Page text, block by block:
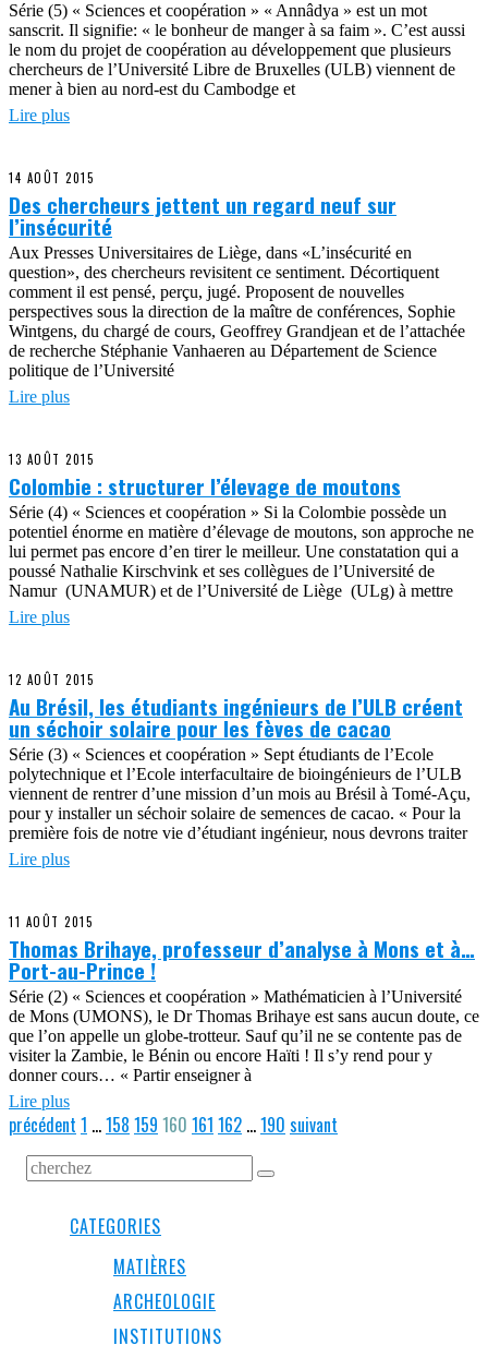
Série (5) « Sciences et coopération » « Annâdya » est un mot
sanscrit. Il signifie: « le bonheur de manger à sa faim ». C’est aussi
le nom du projet de coopération au développement que plusieurs
chercheurs de l’Université Libre de Bruxelles (ULB) viennent de
mener à bien au nord-est du Cambodge et
Lire plus
14 AOÛT 2015
Des chercheurs jettent un regard neuf sur
l’insécurité
Aux Presses Universitaires de Liège, dans «L’insécurité en
question», des chercheurs revisitent ce sentiment. Décortiquent
comment il est pensé, perçu, jugé. Proposent de nouvelles
perspectives sous la direction de la maître de conférences, Sophie
Wintgens, du chargé de cours, Geoffrey Grandjean et de l’attachée
de recherche Stéphanie Vanhaeren au Département de Science
politique de l’Université
Lire plus
13 AOÛT 2015
Colombie : structurer l’élevage de moutons
Série (4) « Sciences et coopération » Si la Colombie possède un
potentiel énorme en matière d’élevage de moutons, son approche ne
lui permet pas encore d’en tirer le meilleur. Une constatation qui a
poussé Nathalie Kirschvink et ses collègues de l’Université de
Namur (UNAMUR) et de l’Université de Liège (ULg) à mettre
Lire plus
12 AOÛT 2015
Au Brésil, les étudiants ingénieurs de l’ULB créent
un séchoir solaire pour les fèves de cacao
Série (3) « Sciences et coopération » Sept étudiants de l’Ecole
polytechnique et l’Ecole interfacultaire de bioingénieurs de l’ULB
viennent de rentrer d’une mission d’un mois au Brésil à Tomé-Açu,
pour y installer un séchoir solaire de semences de cacao. « Pour la
première fois de notre vie d’étudiant ingénieur, nous devrons traiter
Lire plus
11 AOÛT 2015
Thomas Brihaye, professeur d’analyse à Mons et à…
Port-au-Prince !
Série (2) « Sciences et coopération » Mathématicien à l’Université
de Mons (UMONS), le Dr Thomas Brihaye est sans aucun doute, ce
que l’on appelle un globe-trotteur. Sauf qu’il ne se contente pas de
visiter la Zambie, le Bénin ou encore Haïti ! Il s’y rend pour y
donner cours… « Partir enseigner à
Lire plus
précédent 1 …158 159 160 161 162 …190 suivant
CATEGORIES
MATIÈRES
ARCHEOLOGIE
INSTITUTIONS